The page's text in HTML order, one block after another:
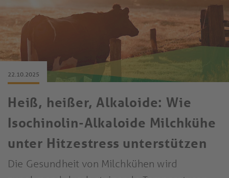
22.10.2025
Heiß, heißer, Alkaloide: Wie
Isochinolin-Alkaloide Milchkühe
unter Hitzestress unterstützen
Die Gesundheit von Milchkühen wird